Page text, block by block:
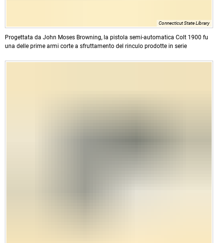
Connecticut State Library
Progettata da John Moses Browning, la pistola semi-automatica Colt 1900 fu
una delle prime armi corte a sfruttamento del rinculo prodotte in serie